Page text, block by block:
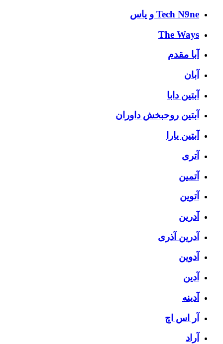
Tech N9ne و یاس
The Ways
آبا مقدم
آبان
آبتین دابا
آبتین روحبخش داوران
آبتین یارا
آتری
آتمین
آتوین
آدرین
آدرین آذری
آدوین
آدین
آدینه
آر اس اچ
آراد